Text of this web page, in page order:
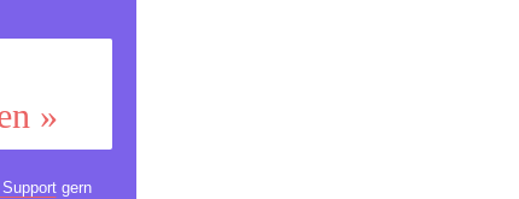
»
gern